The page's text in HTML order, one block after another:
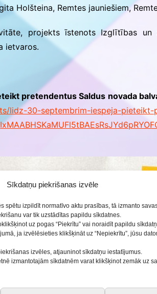
Sīkdatņu piekrišanas izvēle
spētu izpildīt normatīvo aktu prasības, tā izmanto
var tik uzstādītas papildu sīkdatnes.
uz pogas “Piekrītu” vai noraidīt papildu
ja izvēlēsieties klikšķināt uz “Nepiekrītu”, jūsu
izvēles, atjauninot sīkdatņu iestatījumus.
izmantotajām sīkdatnēm varat klikšķinot zemāk uz
Holšteina, Remtes jauniešiem,
projekts īstenots Izglītības
ietvaros.
pretendentus Saldus novada
lidz-30-septembrim-iespeja-